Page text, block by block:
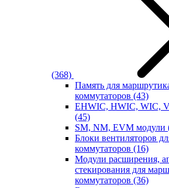
(368)
Память для
коммутаторов (43)
EHWIC, HWIC, WIC,
(45)
SM, NM, EVM модули
Блоки вентиляторов
коммутаторов (16)
Модули расширения,
стекирования для
коммутаторов (36)